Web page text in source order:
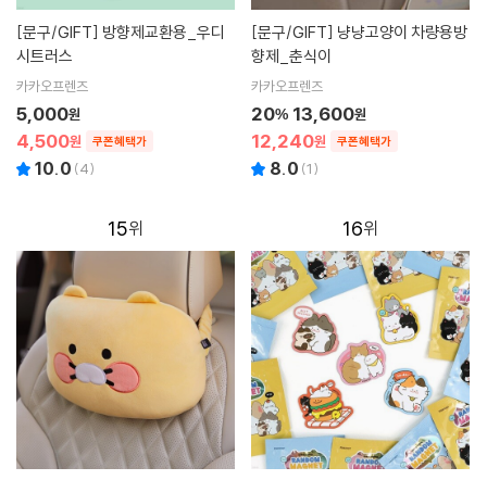
[문구/GIFT]
시트러스
카카오프렌즈
4,500원 쿠폰혜택가
5,000원
10.0 (4)
[문구/GIFT]
향제_춘식이
카카오프렌즈
12,240원 쿠폰혜택가
20% 13,600원
8.0 (1)
15 16